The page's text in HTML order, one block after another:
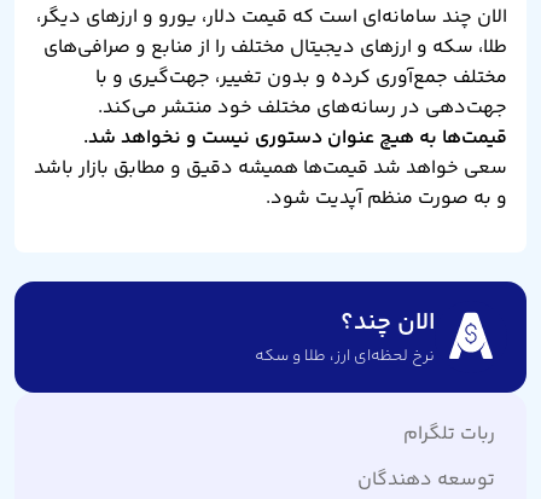
الان چند سامانه‌ای است که قیمت دلار، یورو و ارزهای دیگر،
طلا، سکه و ارزهای دیجیتال مختلف را از منابع و صرافی‌های
مختلف جمع‌آوری کرده و بدون تغییر، جهت‌گیری و با
جهت‌دهی در رسانه‌های مختلف خود منتشر می‌کند.
قیمت‌ها به هیچ عنوان دستوری نیست و نخواهد شد.
سعی خواهد شد قیمت‌ها همیشه دقیق و مطابق بازار باشد
و به صورت منظم آپدیت شود.
الان چند؟
نرخ لحظه‌ای ارز،‌ طلا و سکه
ربات تلگرام
توسعه دهندگان